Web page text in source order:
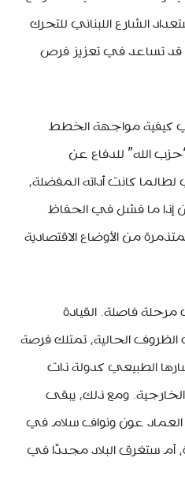
الشارع اللبناني للتحرك
قد تساعد في تعزيز فرص
كيفية مواجهة الخطط
الله” للدفاع عن
لطالما كانت أداته المفضلة،
إذا ما فشل في الحفاظ
من الأوضاع الاقتصادية
فاصلة. القيادة
الحالية، تمتلك فرصة
الطبيعي كدولة ذات
ومع ذلك، يبقى
عون ونواف سلام في
أم ستغرق البلاد مجددًا في